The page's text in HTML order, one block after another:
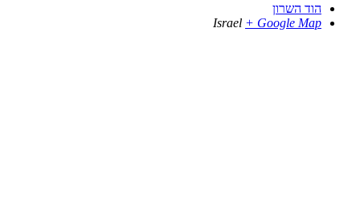
הוד השרון
Israel + Google Map